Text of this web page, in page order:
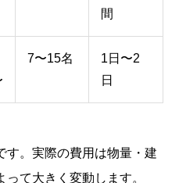
間
7〜15名
1日〜2
日
。実際の費用は物量・建
て大きく変動します。